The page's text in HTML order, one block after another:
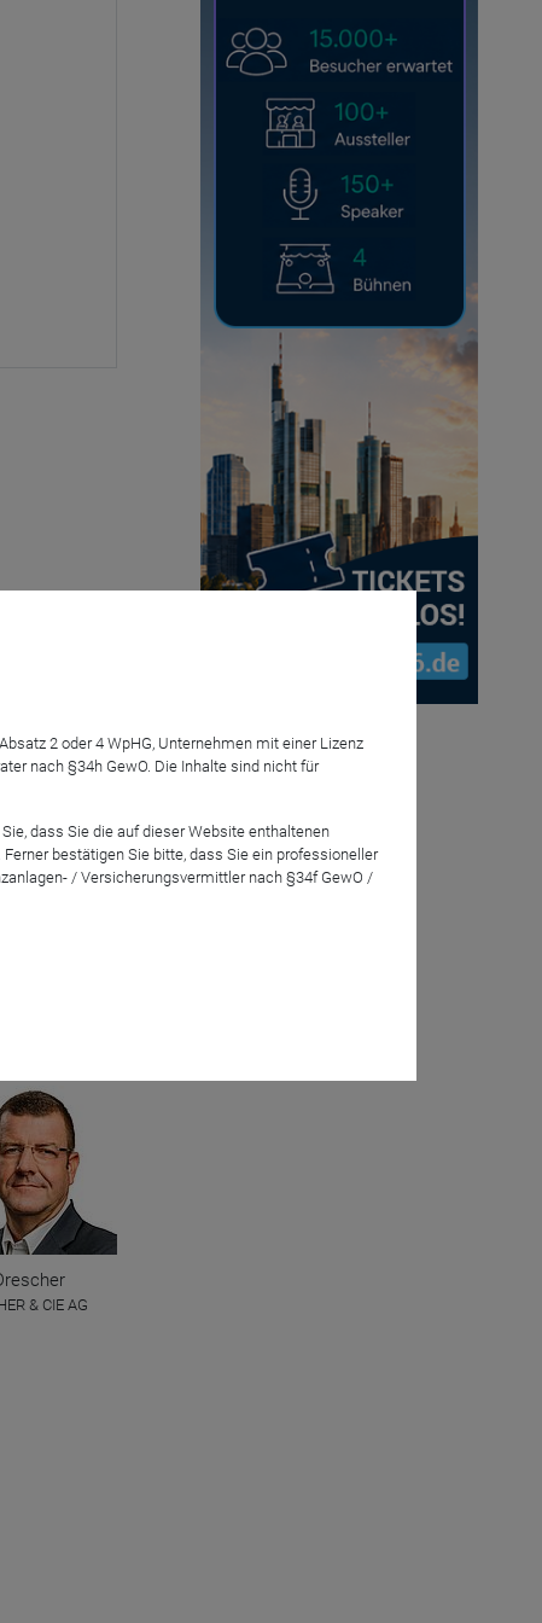
& CIE AG
2 oder 4 WpHG, Unternehmen mit einer Lizenz
nach §34h GewO. Die Inhalte sind nicht für
dass Sie die auf dieser Website enthaltenen
bestätigen Sie bitte, dass Sie ein professioneller
/ Versicherungsvermittler nach §34f GewO /